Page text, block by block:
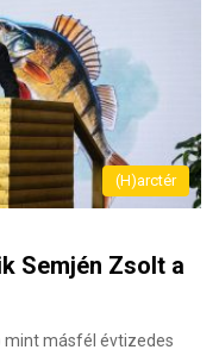
(H)arctér
Semjén Zsolt a
mint másfél évtizedes